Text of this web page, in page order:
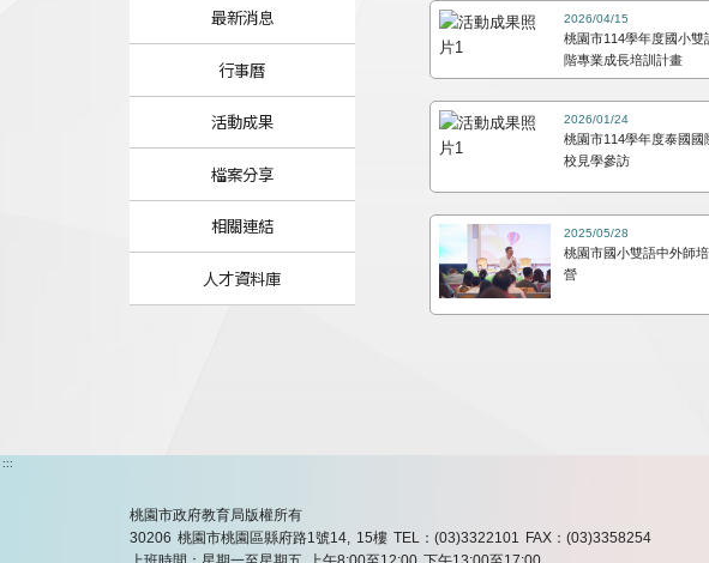
最新消息
行事曆
活動成果
檔案分享
相關連結
人才資料庫
2026/04/15
桃園市114學年度國小雙
階專業成長培訓計畫
2026/01/24
桃園市114學年度泰國國
校見學參訪
2025/05/28
桃園市國小雙語中外師
營
:::
桃園市政府教育局版權所有
30206 桃園市桃園區縣府路1號14, 15樓 TEL：(03)3322101
FAX：(03)3358254